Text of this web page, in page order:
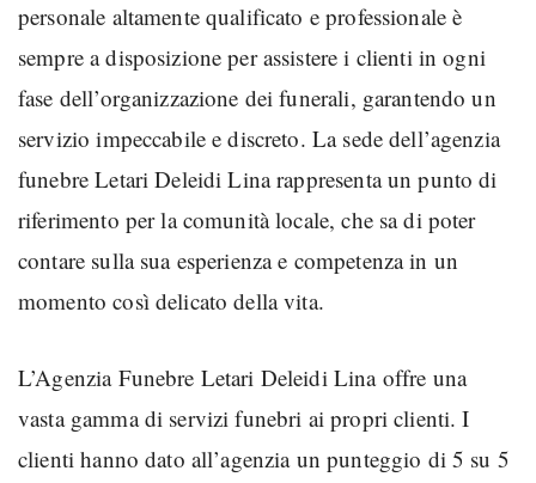
personale altamente qualificato e professionale è
sempre a disposizione per assistere i clienti in ogni
fase dell’organizzazione dei funerali, garantendo un
servizio impeccabile e discreto. La sede dell’agenzia
funebre Letari Deleidi Lina rappresenta un punto di
riferimento per la comunità locale, che sa di poter
contare sulla sua esperienza e competenza in un
momento così delicato della vita.
L’Agenzia Funebre Letari Deleidi Lina offre una
vasta gamma di servizi funebri ai propri clienti. I
clienti hanno dato all’agenzia un punteggio di 5 su 5